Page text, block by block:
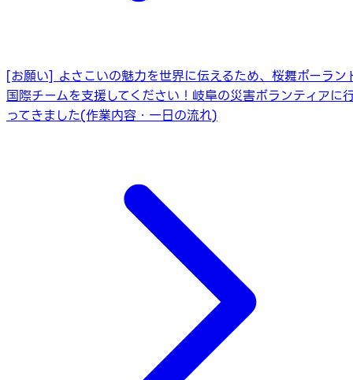
[お願い] よさこいの魅力を世界に伝えるため、桜舞ポーラン
国際チームを支援してください！岐阜の災害ボランティアに
ってきました(作業内容・一日の流れ)